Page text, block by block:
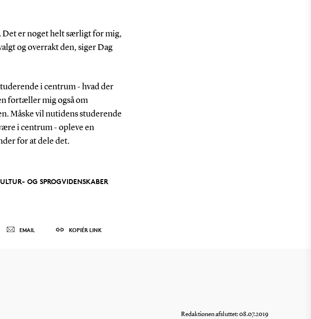
Det er noget helt særligt for mig,
og overrakt den, siger Dag
i centrum - hvad der
fortæller mig også om
Måske vil nutidens studerende
i centrum - opleve en
for at dele det.
OG SPROGVIDENSKABER
EMAIL KOPIÉR LINK
Redaktionen afsluttet: 08.07.2019